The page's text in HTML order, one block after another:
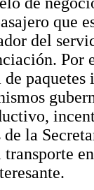
que
del
Por
paquetes
de la
transporte